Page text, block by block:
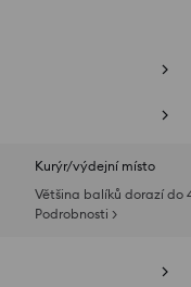
Kurýr/výdejní místo
Většina balíků dorazí do
Podrobnosti >